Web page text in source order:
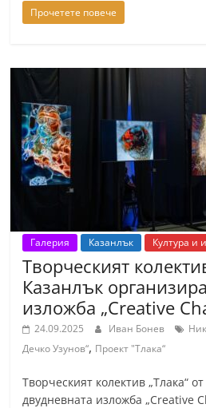
Прочетете повече
Галерия Казанлък Култура и
Творческият
Казанлък
изложба „Creative
24.09.2025 Иван Бонев
Дечко Узунов“, Проект "Тлака“
Творческият колектив „Тлака“
двудневната изложба „Creative